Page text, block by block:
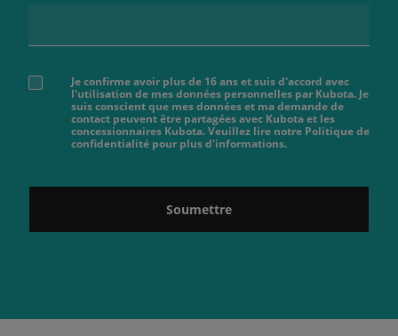
Je confirme avoir plus de 16 ans et suis d'accord avec
l'utilisation de mes données personnelles par Kubota. Je
suis conscient que mes données et ma demande de
contact peuvent être partagées avec Kubota et les
concessionnaires Kubota. Veuillez lire notre Politique de
confidentialité pour plus d'informations.
Soumettre